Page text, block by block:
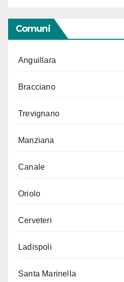
Comuni
Anguillara
Bracciano
Trevignano
Manziana
Canale
Oriolo
Cerveteri
Ladispoli
Santa Marinella